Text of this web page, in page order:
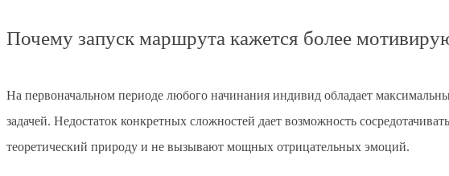
Почему запуск маршрута кажется более
На первоначальном периоде любого начинания индивид обладает
задачей. Недостаток конкретных сложностей дает возможность
теоретический природу и не вызывают мощных отрицательных эмоций.